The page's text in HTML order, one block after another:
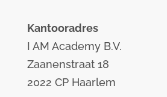
Kantooradres
I AM Academy B.V.
Zaanenstraat 18
2022 CP Haarlem